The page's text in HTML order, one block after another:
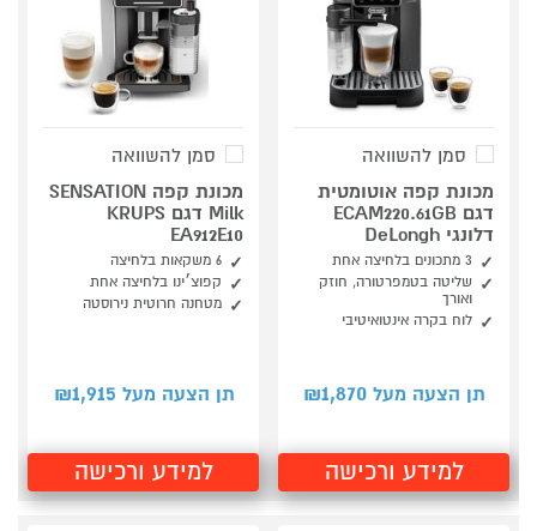
סמן להשוואה
מכונת קפה אוטומטית
דגם ECAM220.61GB
דלונגי DeLongh
3 מתכונים בלחיצה אחת
שליטה בטמפרטורה, חוזק
ואורך
לוח בקרה אינטואיטיבי
תן הצעה מעל ₪ 1,870
למידע ורכישה
סמן להשוואה
מכונת קפה SENSATION
Milk דגם KRUPS
EA912E10
6 משקאות בלחיצה
קפוצ׳ינו בלחיצה אחת
מטחנה חרוטית נירוסטה
תן הצעה מעל ₪ 1,915
למידע ורכישה